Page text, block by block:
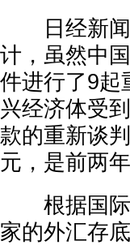
日经新闻
计，虽然中
件进行了9起
兴经济体受
款的重新谈
元，是前两
根据国际
家的外汇存